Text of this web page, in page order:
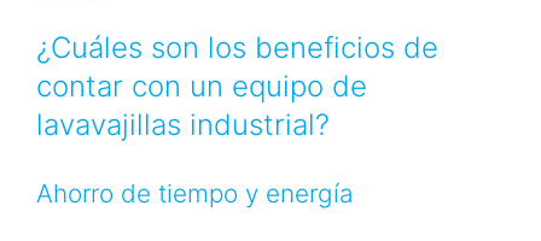
¿Cuáles son los beneficios de
contar con un equipo de
lavavajillas industrial?
Ahorro de tiempo y energía